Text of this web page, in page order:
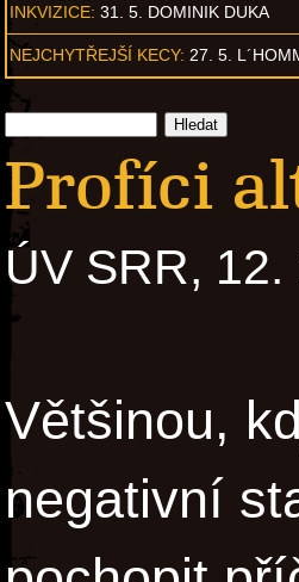
INKVIZICE: 31. 5. DOMINIK DUKA
NEJCHYTŘEJŠÍ KECY: 27. 5.
Profíci
ÚV SRR,
Většinou,
negativní